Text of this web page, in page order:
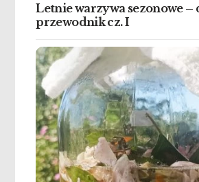
Letnie warzywa sezonowe
przewodnik cz. I